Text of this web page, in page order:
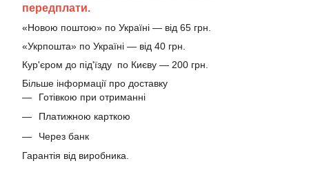
передплати.
«Новою поштою» по Україні — від 65 грн.
«Укрпошта» по Україні — від 40 грн.
Кур'єром до під'їзду по Києву — 200 грн.
Більше інформації про доставку
Готівкою при отриманні
Платижною карткою
Через банк
Гарантія від виробника.